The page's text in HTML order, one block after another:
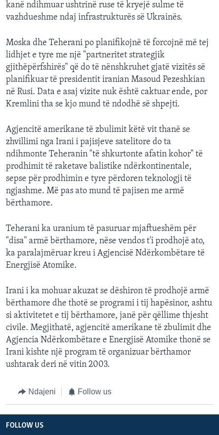
kanë ndihmuar ushtrinë ruse të kryejë sulme të
vazhdueshme ndaj infrastrukturës së Ukrainës.
Moska dhe Teherani po planifikojnë të forcojnë më tej
lidhjet e tyre me një "partneritet strategjik
gjithëpërfshirës" që do të nënshkruhet gjatë vizitës së
planifikuar të presidentit iranian Masoud Pezeshkian
në Rusi. Data e asaj vizite nuk është caktuar ende, por
Kremlini tha se kjo mund të ndodhë së shpejti.
Agjencitë amerikane të zbulimit këtë vit thanë se
zhvillimi nga Irani i pajisjeve satelitore do ta
ndihmonte Teheranin "të shkurtonte afatin kohor" të
prodhimit të raketave balistike ndërkontinentale,
sepse për prodhimin e tyre përdoren teknologji të
ngjashme. Më pas ato mund të pajisen me armë
bërthamore.
Teherani ka uranium të pasuruar mjaftueshëm për
"disa" armë bërthamore, nëse vendos t'i prodhojë ato,
ka paralajmëruar kreu i Agjencisë Ndërkombëtare të
Energjisë Atomike.
Irani i ka mohuar akuzat se dëshiron të prodhojë armë
bërthamore dhe thotë se programi i tij hapësinor, ashtu
si aktivitetet e tij bërthamore, janë për qëllime thjesht
civile. Megjithatë, agjencitë amerikane të zbulimit dhe
Agjencia Ndërkombëtare e Energjisë Atomike thonë se
Irani kishte një program të organizuar bërthamor
ushtarak deri në vitin 2003.
Ndajeni Follow us
FOLLOW US